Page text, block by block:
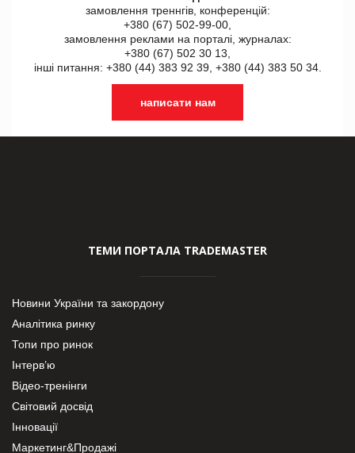
замовлення треннгів, конференцій:
+380 (67) 502-99-00,
замовлення реклами на порталі, журналах:
+380 (67) 502 30 13,
інші питання: +380 (44) 383 92 39, +380 (44) 383 50 34.
написати нам
ТЕМИ ПОРТАЛА TRADEMASTER
Новини України та закордону
Аналітика ринку
Топи про ринок
Інтерв’ю
Відео-тренінги
Світовий досвід
Інновації
Маркетинг&Продажі